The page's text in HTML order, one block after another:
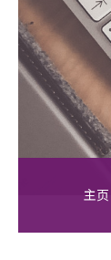
主页